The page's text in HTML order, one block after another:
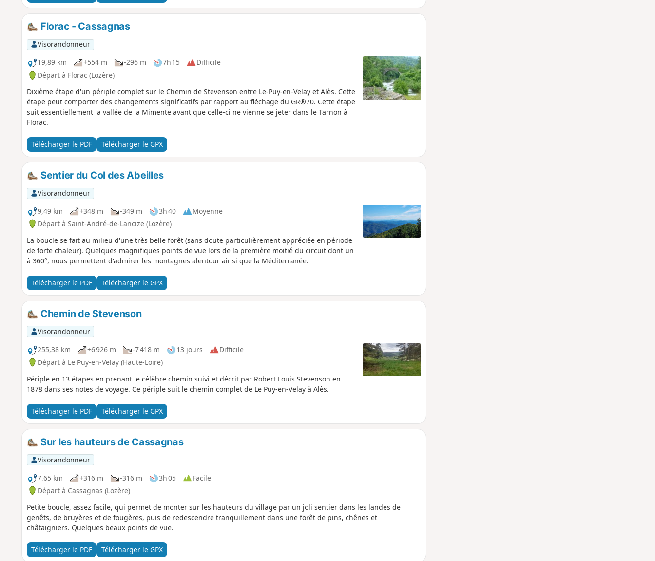
Florac - Cassagnas
Visorandonneur
19,89 km
+554 m -296 m 7h 15
Difficile
Départ à Florac (Lozère)
Dixième étape d'un périple complet sur le Chemin de Stevenson entre Le-Puy-en-Velay et Alès. Cette
étape peut comporter des changements significatifs par rapport au fléchage du GR®70. Cette étape
suit essentiellement la vallée de la Mimente avant que celle-ci ne vienne se jeter dans le Tarnon à
Florac.
Télécharger le PDF Télécharger le GPX
Sentier du Col des Abeilles
Visorandonneur
9,49 km
+348 m -349 m 3h 40
Moyenne
Départ à Saint-André-de-Lancize (Lozère)
La boucle se fait au milieu d'une très belle forêt (sans doute particulièrement appréciée en période
de forte chaleur). Quelques magnifiques points de vue lors de la première moitié du circuit dont un
à 360°, nous permettent d'admirer les montagnes alentour ainsi que la Méditerranée.
Télécharger le PDF Télécharger le GPX
Chemin de Stevenson
Visorandonneur
255,38 km
+6 926 m -7 418 m 13 jours
Difficile
Départ à Le Puy-en-Velay (Haute-Loire)
Périple en 13 étapes en prenant le célèbre chemin suivi et décrit par Robert Louis Stevenson en
1878 dans ses notes de voyage. Ce périple suit le chemin complet de Le Puy-en-Velay à Alès.
Télécharger le PDF Télécharger le GPX
Sur les hauteurs de Cassagnas
Visorandonneur
7,65 km
+316 m -316 m 3h 05
Facile
Départ à Cassagnas (Lozère)
Petite boucle, assez facile, qui permet de monter sur les hauteurs du village par un joli sentier dans les landes de
genêts, de bruyères et de fougères, puis de redescendre tranquillement dans une forêt de pins, chênes et
châtaigniers. Quelques beaux points de vue.
Télécharger le PDF Télécharger le GPX